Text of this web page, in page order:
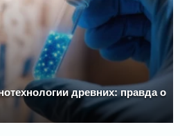
древних: правда о